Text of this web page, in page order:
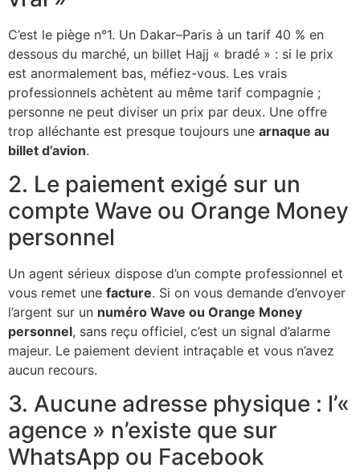
C’est le piège n°1. Un Dakar–Paris à un tarif 40 % en
dessous du marché, un billet Hajj « bradé » : si le prix
est anormalement bas, méfiez-vous. Les vrais
professionnels achètent au même tarif compagnie ;
personne ne peut diviser un prix par deux. Une offre
trop alléchante est presque toujours une arnaque au
billet d’avion.
2. Le paiement exigé sur un
compte Wave ou Orange Money
personnel
Un agent sérieux dispose d’un compte professionnel et
vous remet une facture. Si on vous demande d’envoyer
l’argent sur un numéro Wave ou Orange Money
personnel, sans reçu officiel, c’est un signal d’alarme
majeur. Le paiement devient intraçable et vous n’avez
aucun recours.
3. Aucune adresse physique : l’«
agence » n’existe que sur
WhatsApp ou Facebook